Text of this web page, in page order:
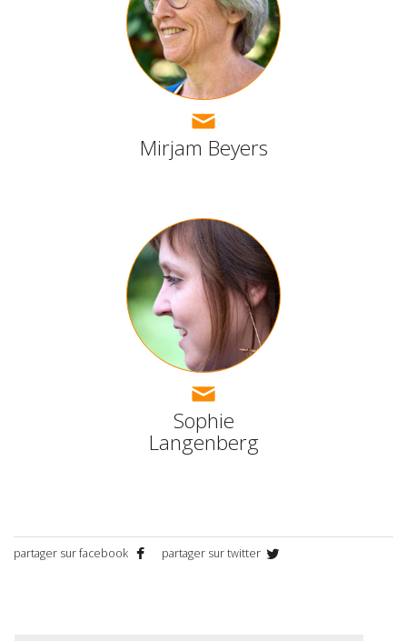
Mirjam Beyers
Sophie
Langenberg
partager sur facebook partager sur twitter